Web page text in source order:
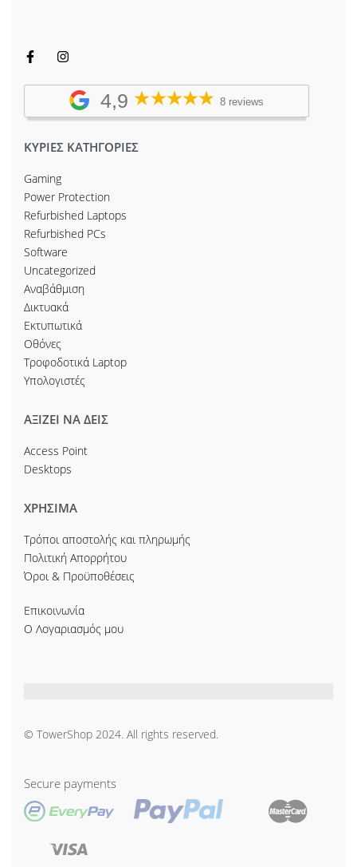
4,9 8 reviews
ΚΥΡΙΕΣ ΚΑΤΗΓΟΡΙΕΣ
Gaming
Power Protection
Refurbished Laptops
Refurbished PCs
Software
Uncategorized
Αναβάθμιση
Δικτυακά
Εκτυπωτικά
Οθόνες
Τροφοδοτικά Laptop
Υπολογιστές
ΑΞΙΖΕΙ ΝΑ ΔΕΙΣ
Access Point
Desktops
ΧΡΗΣΙΜΑ
Τρόποι αποστολής και πληρωμής
Πολιτική Απορρήτου
Όροι & Προϋποθέσεις
Επικοινωνία
Ο Λογαριασμός μου
© TowerShop 2024. All rights reserved.
Secure payments